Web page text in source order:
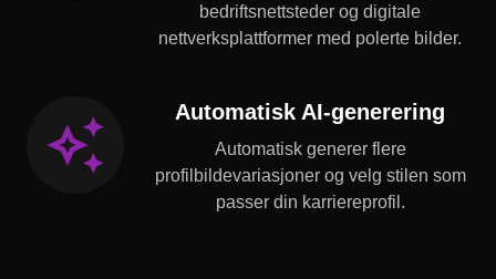
bedriftsnettsteder og digitale
nettverksplattformer med polerte bilder.
Automatisk AI-generering
Automatisk generer flere
profilbildevariasjoner og velg stilen som
passer din karriereprofil.